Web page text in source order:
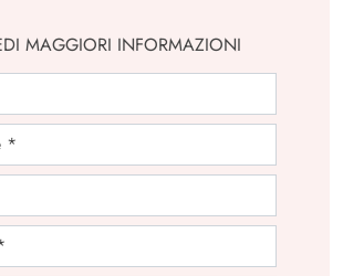
MAGGIORI INFORMAZIONI